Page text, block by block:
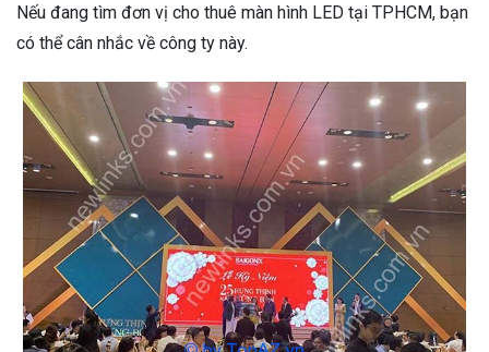
Nếu đang tìm đơn vị cho thuê màn hình LED tại TPHCM, bạn
có thể cân nhắc về công ty này.